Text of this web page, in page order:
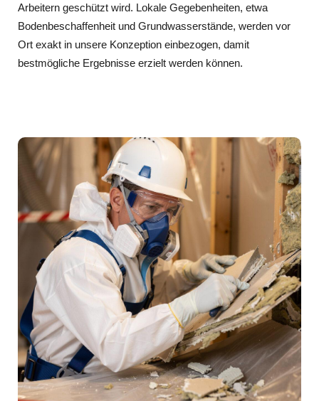
Arbeitern geschützt wird. Lokale Gegebenheiten, etwa
Bodenbeschaffenheit und Grundwasserstände, werden vor
Ort exakt in unsere Konzeption einbezogen, damit
bestmögliche Ergebnisse erzielt werden können.